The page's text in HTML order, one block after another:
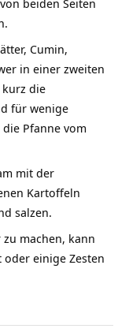
beiden Seiten
Cumin,
in einer zweiten
die
für wenige
Pfanne vom
mit der
Kartoffeln
salzen.
machen, kann
einige Zesten